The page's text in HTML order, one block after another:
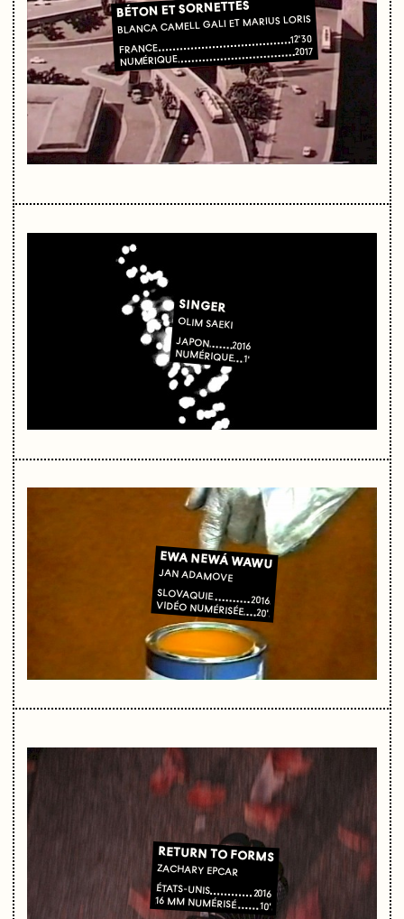
BÉTON ET SORNETTES
BLANCA CAMELL GALI ET MARIUS LORIS
FRANCE
12'30
NUMÉRIQUE
2017
SINGER
OLIM SAEKI
JAPON 2016
NUMÉRIQUE 1'
EWA NEWÁ WAWU
JAN ADAMOVE
SLOVAQUIE 2016
VIDÉO NUMÉRISÉE 20'
RETURN TO FORMS
ZACHARY EPCAR
ÉTATS-UNIS 2016
16 MM NUMÉRISÉ 10'